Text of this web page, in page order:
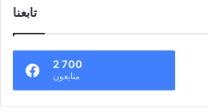
تابعنا
2 700
متابعون